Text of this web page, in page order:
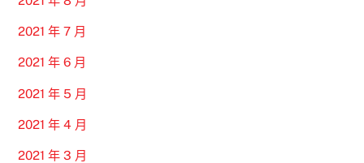
2021 年 7 月
2021 年 6 月
2021 年 5 月
2021 年 4 月
2021 年 3 月